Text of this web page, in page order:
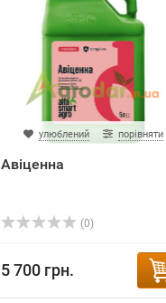
улюблений порівняти
Авіценна
(0)
5 700 грн.